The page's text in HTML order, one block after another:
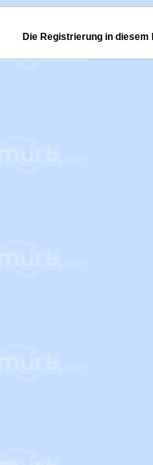
Die Registrierung in